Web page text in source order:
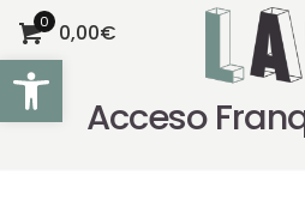
Abrir barra de herramientas
0 0,00€
Acceso